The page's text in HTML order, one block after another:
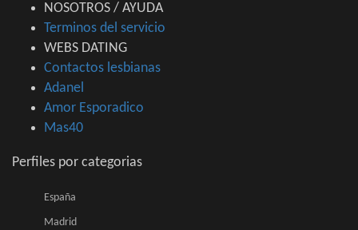
NOSOTROS / AYUDA
Terminos del servicio
WEBS DATING
Contactos lesbianas
Adanel
Amor Esporadico
Mas40
Perfiles por categorias
España
Madrid